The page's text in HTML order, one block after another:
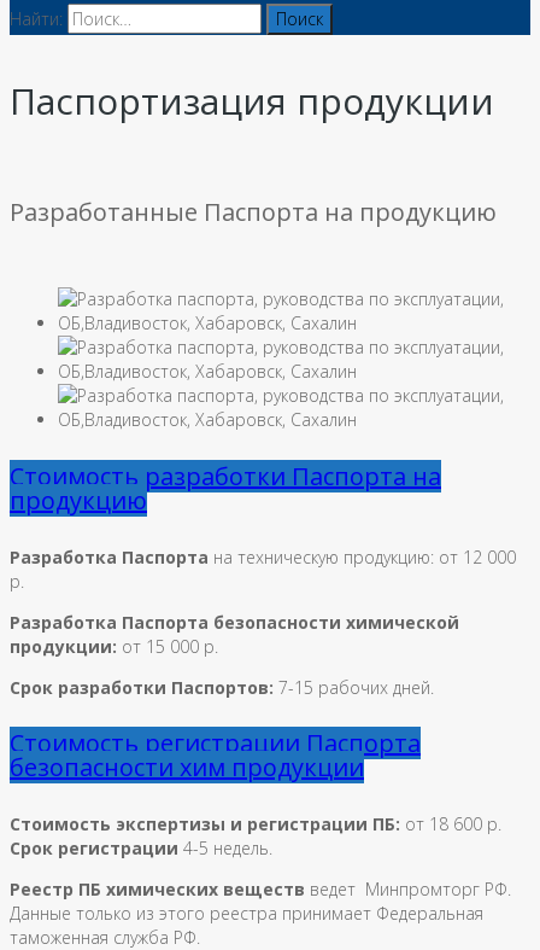
Найти:
Паспортизация продукции
Разработанные Паспорта на продукцию
Стоимость разработки Паспорта на
продукцию
Разработка Паспорта на техническую продукцию: от 12 000
р.
Разработка Паспорта безопасности химической
продукции: от 15 000 р.
Срок разработки Паспортов: 7-15 рабочих дней.
Стоимость регистрации Паспорта
безопасности хим продукции
Стоимость экспертизы и регистрации ПБ: от 18 600 р.
Срок регистрации 4-5 недель.
Реестр ПБ химических веществ ведет Минпромторг РФ.
Данные только из этого реестра принимает Федеральная
таможенная служба РФ.